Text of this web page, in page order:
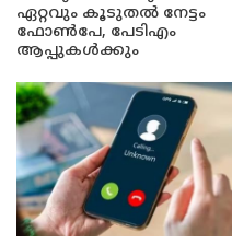
ഏറ്റവും കൂടുതൽ നേട്ടം
ഫോൺപേ, പേടിഎം
ആപ്പുകൾക്കും